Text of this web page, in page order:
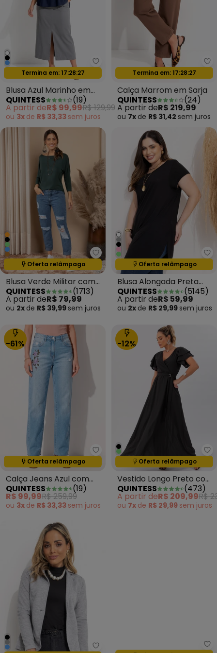
Quintess - Blusa Azul Marinho
Oferta relâmpago
Termina em: 17:28:24
Blusa Azul Marinho em
Poliéster
QUINTESS (19)
A partir deR$ 99,99R$ 129,99
ou 3x de R$ 33,33 sem juros
Oferta relâmpago
Termina em: 17:28:24
Calça Marrom em Sarja
QUINTESS
(24)
A partir deR$ 219,99
ou 7x de R$ 31,42 sem juros
Quintess - Blusa Verde Militar
Oferta relâmpago
Termina em:17:28:24
Blusa Verde Militar com
Mangas 3/4
QUINTESS (1713)
A partir deR$ 79,99
ou 2x de R$ 39,99 sem juros
Oferta relâmpago
Termina em:17:28:24
Blusa Alongada Preta
com Barra
Arrendondada
QUINTESS (5145)
A partir deR$ 59,99
ou 2x de R$ 29,99 sem juros
-61%
Quintess - Calça Jeans Azul
Oferta relâmpago
Termina em:17:28:24
Calça Jeans Azul com
Bordado
QUINTESS (19)
R$ 99,99R$ 259,99
ou 3x de R$ 33,33 sem juros
-12%
Oferta relâmpago
Termina em:17:28:24
Vestido Longo Preto com
Cinto
QUINTESS (473)
A partir deR$ 209,99R$
ou 7x de R$ 29,99 sem juros